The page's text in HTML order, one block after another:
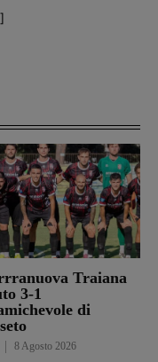
Traiana
3-1
di
8 Agosto 2026